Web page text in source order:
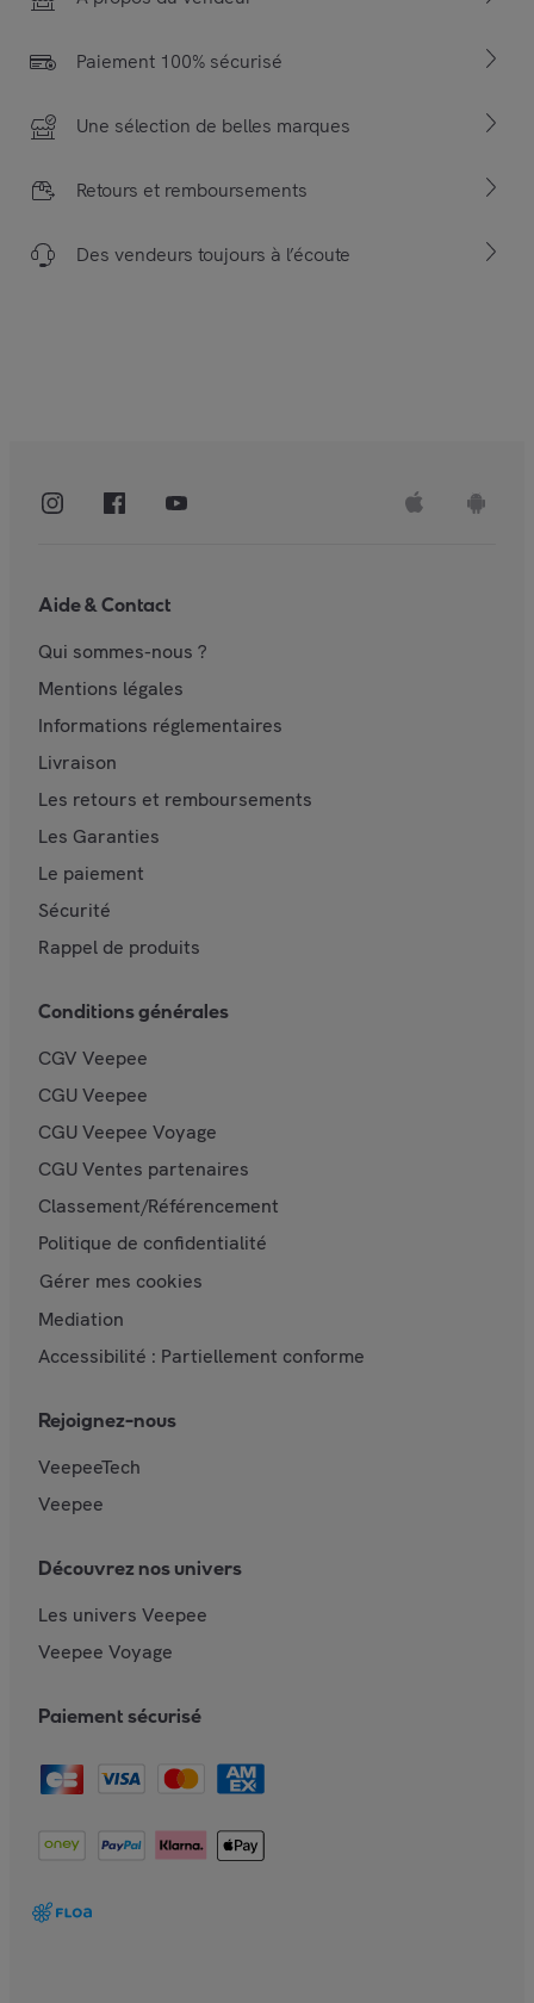
Paiement 100% sécurisé
Une sélection de belles marques
Retours et remboursements
Des vendeurs toujours à l’écoute
Aide & Contact
Qui sommes-nous ?
Mentions légales
Informations réglementaires
Livraison
Les retours et remboursements
Les Garanties
Le paiement
Sécurité
Rappel de produits
Conditions générales
CGV Veepee
CGU Veepee
CGU Veepee Voyage
CGU Ventes partenaires
Classement/Référencement
Politique de confidentialité
Gérer mes cookies
Mediation
Accessibilité : Partiellement conforme
Rejoignez-nous
VeepeeTech
Veepee
Découvrez nos univers
Les univers Veepee
Veepee Voyage
Paiement sécurisé